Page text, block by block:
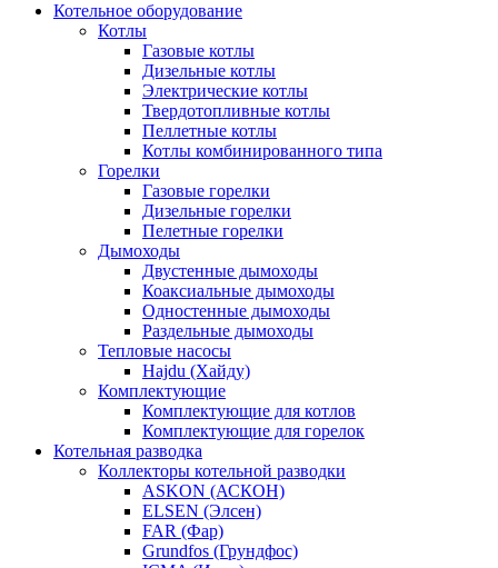
Котельное оборудование
Котлы
Газовые котлы
Дизельные котлы
Электрические котлы
Твердотопливные котлы
Пеллетные котлы
Котлы комбинированного типа
Горелки
Газовые горелки
Дизельные горелки
Пелетные горелки
Дымоходы
Двустенные дымоходы
Коаксиальные дымоходы
Одностенные дымоходы
Раздельные дымоходы
Тепловые насосы
Hajdu (Хайду)
Комплектующие
Комплектующие для котлов
Комплектующие для горелок
Котельная разводка
Коллекторы котельной разводки
ASKON (АСКОН)
ELSEN (Элсен)
FAR (Фар)
Grundfos (Грундфос)